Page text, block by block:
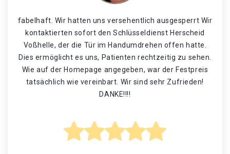
fabelhaft. Wir hatten uns versehentlich ausgesperrt Wir
kontaktierten sofort den Schlüsseldienst Herscheid
Voßhelle, der die Tür im Handumdrehen offen hatte.
Dies ermöglicht es uns, Patienten rechtzeitig zu sehen.
Wie auf der Homepage angegeben, war der Festpreis
tatsächlich wie vereinbart. Wir sind sehr Zufrieden!
DANKE!!!!